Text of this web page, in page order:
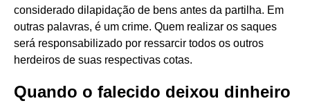
considerado dilapidação de bens antes da partilha. Em
outras palavras, é um crime. Quem realizar os saques
será responsabilizado por ressarcir todos os outros
herdeiros de suas respectivas cotas.
Quando o falecido deixou dinheiro